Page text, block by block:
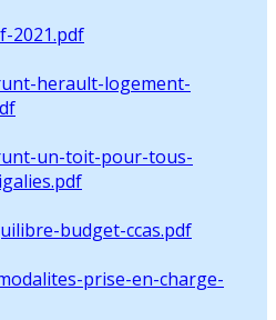
2021.pdf
herault-logement-
un-toit-pour-tous-
budget-ccas.pdf
prise-en-charge-